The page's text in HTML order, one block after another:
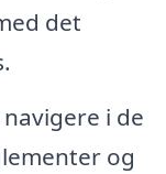
det
navigere i de
og